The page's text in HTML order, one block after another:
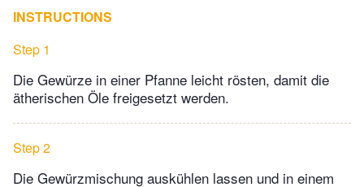
INSTRUCTIONS
Step 1
Die Gewürze in einer Pfanne leicht rösten, damit die
ätherischen Öle freigesetzt werden.
Step 2
Die Gewürzmischung auskühlen lassen und in einem